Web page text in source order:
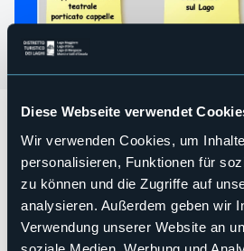
Diese Webseite verwendet
Wir verwenden Cookies, um
personalisieren, Funktionen für
zu können und die Zugriffe auf
analysieren. Außerdem geben wir
Verwendung unserer Website an
Domenica 04 Agosto a partire
sul Lungolago di Mergozzole
Ingresso gratuito.
Veranstaltungsmanager
Pro Loco Mergozzo
Veranstaltungsort
Piazza Vittorio Veneto